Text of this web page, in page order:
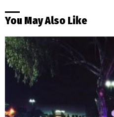
You May Also Like